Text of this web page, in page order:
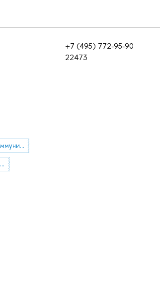
+7 (495) 772-95-90
22473
межкультурные коммуникации в здравоохранении
коммуникации в сфере общественного здоровья